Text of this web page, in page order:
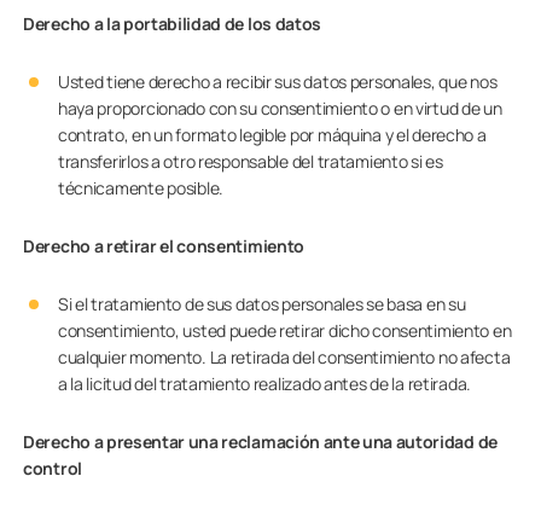
Derecho a la portabilidad de los datos
Usted tiene derecho a recibir sus datos personales, que nos
haya proporcionado con su consentimiento o en virtud de un
contrato, en un formato legible por máquina y el derecho a
transferirlos a otro responsable del tratamiento si es
técnicamente posible.
Derecho a retirar el consentimiento
Si el tratamiento de sus datos personales se basa en su
consentimiento, usted puede retirar dicho consentimiento en
cualquier momento. La retirada del consentimiento no afecta
a la licitud del tratamiento realizado antes de la retirada.
Derecho a presentar una reclamación ante una autoridad de
control